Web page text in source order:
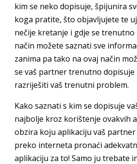
kim se neko dopisuje, špijunira
koga pratite, što objavljujete te
nečije kretanje i gdje se trenutno
način možete saznati sve
zanima pa tako na ovaj način
se vaš partner trenutno
razriješiti vaš trenutni problem.
Kako saznati s kim se dopisuje
najbolje kroz korištenje ovakvih
obzira koju aplikaciju vaš
preko interneta pronaći
aplikaciju za to! Samo ju trebate